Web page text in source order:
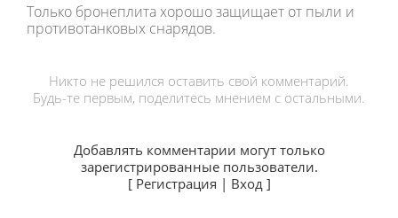
Только бронеплита хорошо защищает от пыли и
противотанковых снарядов.
Никто не решился оставить свой комментарий.
Будь-те первым, поделитесь мнением с остальными.
Добавлять комментарии могут только
зарегистрированные пользователи.
[ Регистрация | Вход]